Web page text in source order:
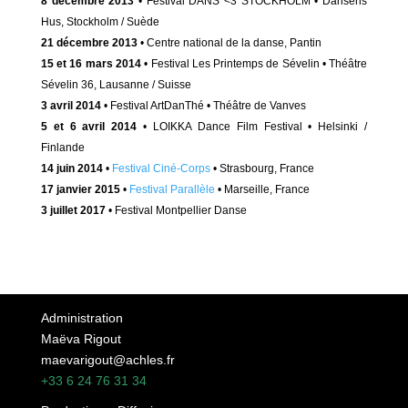
Hus, Stockholm / Suède
21 décembre 2013 • Centre national de la danse, Pantin
15 et 16 mars 2014 • Festival Les Printemps de Sévelin • Théâtre
Sévelin 36, Lausanne / Suisse
3 avril 2014 • Festival ArtDanThé • Théâtre de Vanves
5 et 6 avril 2014 • LOIKKA Dance Film Festival • Helsinki /
Finlande
14 juin 2014 • Festival Ciné-Corps • Strasbourg, France
17 janvier 2015 • Festival Parallèle • Marseille, France
3 juillet 2017 • Festival Montpellier Danse
Administration
Maëva Rigout
maevarigout@achles.fr
+33 6 24 76 31 34